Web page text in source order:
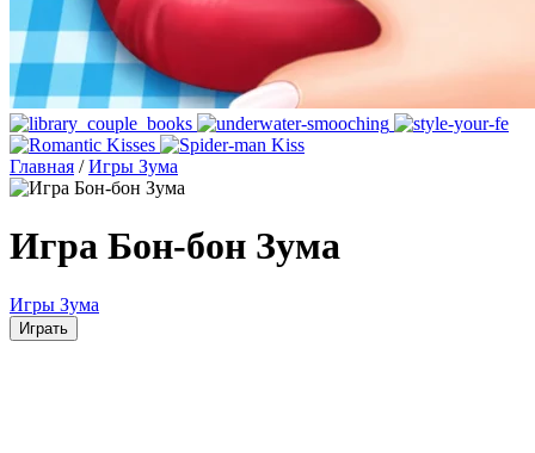
Главная / Игры Зума
Игра Бон-бон Зума
Игры Зума
Играть